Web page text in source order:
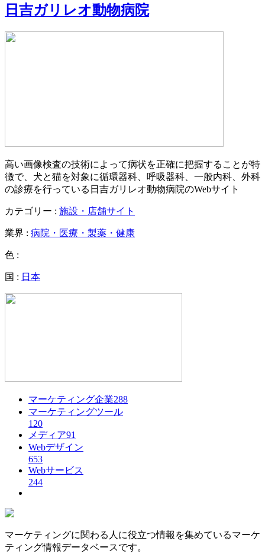
日吉ガリレオ動物病院
高い画像検査の技術によって病状を正確に把握することが特
徴で、犬と猫を対象に循環器科、呼吸器科、一般内科、外科
の診療を行っている日吉ガリレオ動物病院のWebサイト
カテゴリー : 施設・店舗サイト
業界 : 病院・医療・製薬・健康
色 :
国 : 日本
マーケティング企業288
マーケティングツール
120
メディア91
Webデザイン
653
Webサービス
244
マーケティングに関わる人に役立つ情報を集めているマーケ
ティング情報データベースです。